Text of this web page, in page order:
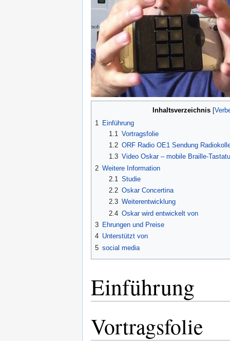
Inhaltsverzeichnis[
1
Einführung
1.1 Vortragsfolie
1.2 ORF Radio OE1 Sendung
1.3 Video Oskar – mobile Braille-
2 Weitere Information
2.1 Studie
2.2 Oskar Concertina
2.3 Weiterentwicklung
2.4 Oskar wird entwickelt von
3 Ehrungen und Preise
4 Unterstützt von
5 social media
Einführung
Vortragsfolie